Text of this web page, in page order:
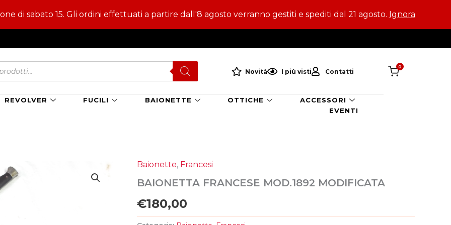
di sabato 15. Gli ordini effettuati a partire dall'8 agosto verranno gestiti e spediti dal 21 agosto. Ignora
0
Novità I più visti Contatti
REVOLVER FUCILI BAIONETTE OTTICHE
ACCESSORI
EVENTI
Baionette, Francesi
BAIONETTA FRANCESE MOD.1892 MODIFICATA
€180,00